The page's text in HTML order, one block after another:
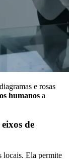
e rosas
humanos a
de
locais. Ela permite